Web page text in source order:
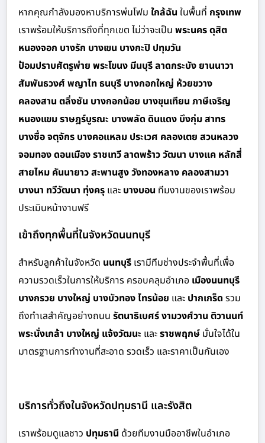
หากคุณกำลังมองหาบริการพ่นโฟม ใกล้ฉัน ในพื้นที่ กรุงเทพ
เราพร้อมให้บริการถึงที่ทุกเขต ไม่ว่าจะเป็น พระนคร ดุสิต
หนองจอก บางรัก บางเขน บางกะปิ ปทุมวัน
ป้อมปราบศัตรูพ่าย พระโขนง มีนบุรี ลาดกระบัง ยานนาวา
สัมพันธวงศ์ พญาไท ธนบุรี บางกอกใหญ่ ห้วยขวาง
คลองสาน ตลิ่งชัน บางกอกน้อย บางขุนเทียน ภาษีเจริญ
หนองแขม ราษฎร์บูรณะ บางพลัด ดินแดง บึงกุ่ม สาทร
บางซื่อ จตุจักร บางคอแหลม ประเวศ คลองเตย สวนหลวง
จอมทอง ดอนเมือง ราชเทวี ลาดพร้าว วัฒนา บางแค หลักสี่
สายไหม คันนายาว สะพานสูง วังทองหลาง คลองสามวา
บางนา ทวีวัฒนา ทุ่งครุ และ บางบอน ทีมงานของเราพร้อม
ประเมินหน้างานฟรี
เข้าถึงทุกพื้นที่ในจังหวัดนนทบุรี
สำหรับลูกค้าในจังหวัด นนทบุรี เรามีทีมช่างประจำพื้นที่เพื่อ
ความรวดเร็วในการให้บริการ ครอบคลุมอำเภอ เมืองนนทบุรี
บางกรวย บางใหญ่ บางบัวทอง ไทรน้อย และ ปากเกร็ด รวม
ถึงทำเลสำคัญอย่างถนน รัตนาธิเบศร์ งามวงศ์วาน ติวานนท์
พระนั่งเกล้า บางใหญ่ แจ้งวัฒนะ และราชพฤกษ์ มั่นใจได้ใน
มาตรฐานการทำงานที่สะอาด รวดเร็ว และราคาเป็นกันเอง
บริการทั่วถึงในจังหวัดปทุมธานี และรังสิต
เราพร้อมดูแลชาว ปทุมธานี ด้วยทีมงานมืออาชีพในอำเภอ